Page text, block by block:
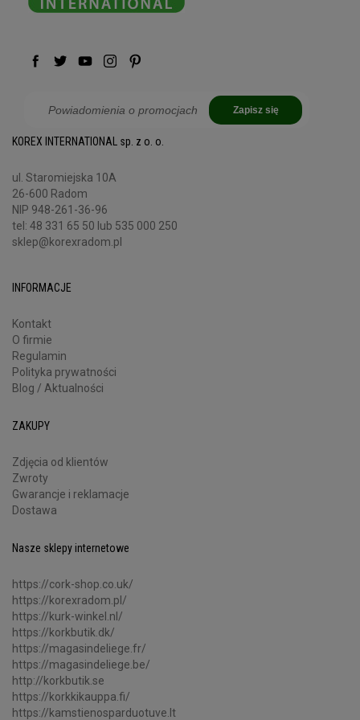
projekty DIY. Dodajemy najciekawsze
stronach mediów społecznościowych.
Zapisz się
KOREX INTERNATIONAL sp. z o. o.
ul. Staromiejska 10A
26-600 Radom
NIP 948-261-36-96
tel: 48 331 65 50 lub 535 000 250
sklep@korexradom.pl
INFORMACJE
Kontakt
O firmie
Regulamin
Polityka prywatności
Blog / Aktualności
ZAKUPY
Zdjęcia od klientów
Zwroty
Gwarancje i reklamacje
Dostawa
Nasze sklepy internetowe
https://cork-shop.co.uk/
https://korexradom.pl/
https://kurk-winkel.nl/
https://korkbutik.dk/
https://magasindeliege.fr/
https://magasindeliege.be/
http://korkbutik.se
https://korkkikauppa.fi/
https://kamstienosparduotuve.lt